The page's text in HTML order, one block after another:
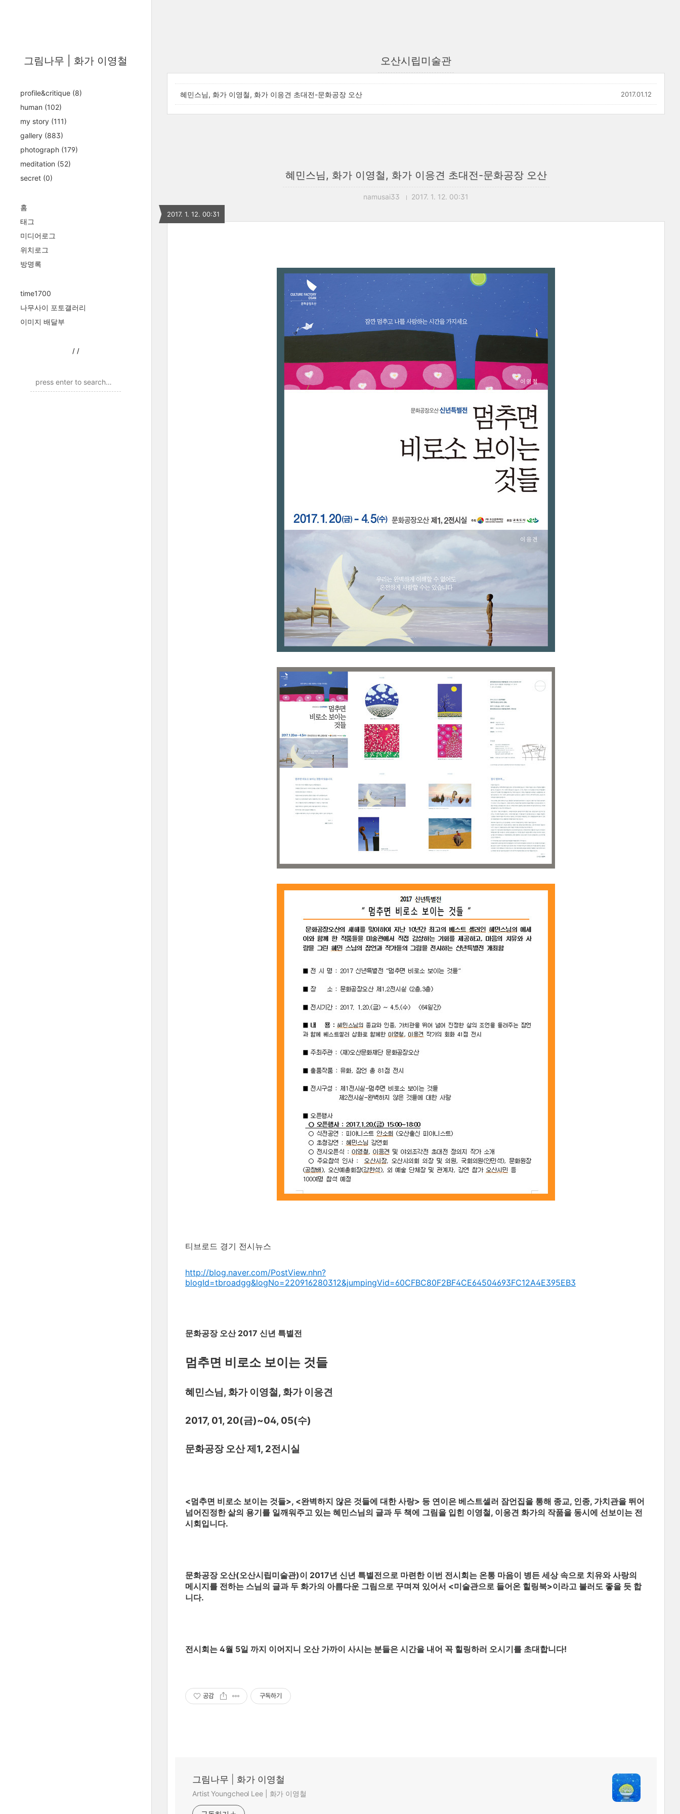
그림나무 | 화가 이영철
profile&critique (8)
human (102)
my story (111)
gallery (883)
photograph (179)
meditation (52)
secret (0)
홈
태그
미디어로그
위치로그
방명록
time1700
나무사이 포토갤러리
이미지 배달부
/ /
오산시립미술관
혜민스님, 화가 이영철, 화가 이응견 초대전-문화공장 오산 2017.01.12
혜민스님, 화가 이영철, 화가 이응견 초대전-문화공장 오산
namusai33 2017. 1. 12. 00:31
2017. 1. 12. 00:31
티브로드 경기 전시뉴스
http://blog.naver.com/PostView.nhn?
blogId=tbroadgg&logNo=220916280312&jumpingVid=60CFBC80F2BF4CE64504693FC12A4E395EB3
문화공장 오산 2017 신년 특별전
멈추면 비로소 보이는 것들
혜민스님, 화가 이영철, 화가 이응견
2017, 01, 20(금)~04, 05(수)
문화공장 오산 제1, 2전시실
<멈추면 비로소 보이는 것들>, <완벽하지 않은 것들에 대한 사랑> 등 연이은 베스트셀러 잠언집을 통해 종교, 인종, 가치관을 뛰어
넘어진정한 삶의 용기를 일깨워주고 있는 혜민스님의 글과 두 책에 그림을 입힌 이영철, 이응견 화가의 작품을 동시에 선보이는 전
시회입니다.
문화공장 오산(오산시립미술관)이 2017년 신년 특별전으로 마련한 이번 전시회는 온통 마음이 병든 세상 속으로 치유와 사랑의
메시지를 전하는 스님의 글과 두 화가의 아름다운 그림으로 꾸며져 있어서 <미술관으로 들어온 힐링북>이라고 불러도 좋을 듯 합
니다.
전시회는 4월 5일 까지 이어지니 오산 가까이 사시는 분들은 시간을 내어 꼭 힐링하러 오시기를 초대합니다!
공감 구독하기
그림나무 | 화가 이영철
Artist Youngcheol Lee | 화가 이영철